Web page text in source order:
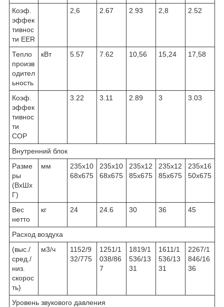
Коэф.
эффек
тивнос
ти EER
2,6 2.67 2.93 2,8 2.52
Тепло
произв
одител
ьность
кВт 5.57 7.62 10,56 15,24 17,58
Коэф.
эффек
тивнос
ти
COP
3.22 3.11 2.89 3 3.03
Внутренний блок
Разме
ры
(ВхШх
Г)
мм
235x10
68х675
235x10
68х675
235x12
85х675
235x12
85х675
235x16
50х675
Вес
нетто
кг 24 24.6 30 36 45
Расход воздуха
(выс./
сред./
низ.
скорос
ть)
м3/ч
1152/9
32/775
1251/1
038/86
7
1819/1
536/13
31
1611/1
536/13
31
2267/1
846/16
36
Уровень звукового давления